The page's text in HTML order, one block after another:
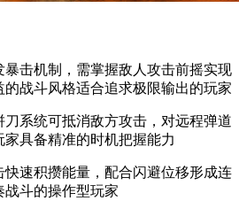
暴击机制，需掌握敌人攻击前摇实现
战斗风格适合追求极限输出的玩家
刀系统可抵消敌方攻击，对远程弹道
具备精准的时机把握能力
快速积攒能量，配合闪避位移形成连
斗的操作型玩家